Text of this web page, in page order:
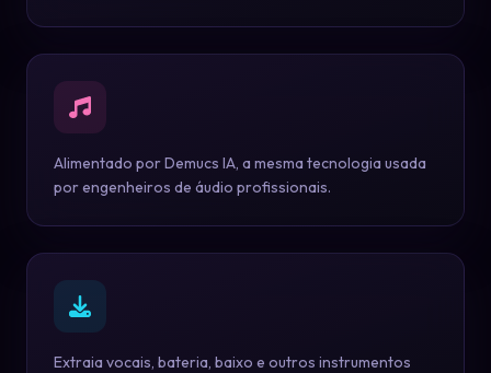
Alimentado por Demucs IA, a mesma tecnologia usada
por engenheiros de áudio profissionais.
Extraia vocais, bateria, baixo e outros instrumentos